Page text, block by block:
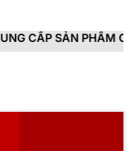
CHÍNH HÃNG,